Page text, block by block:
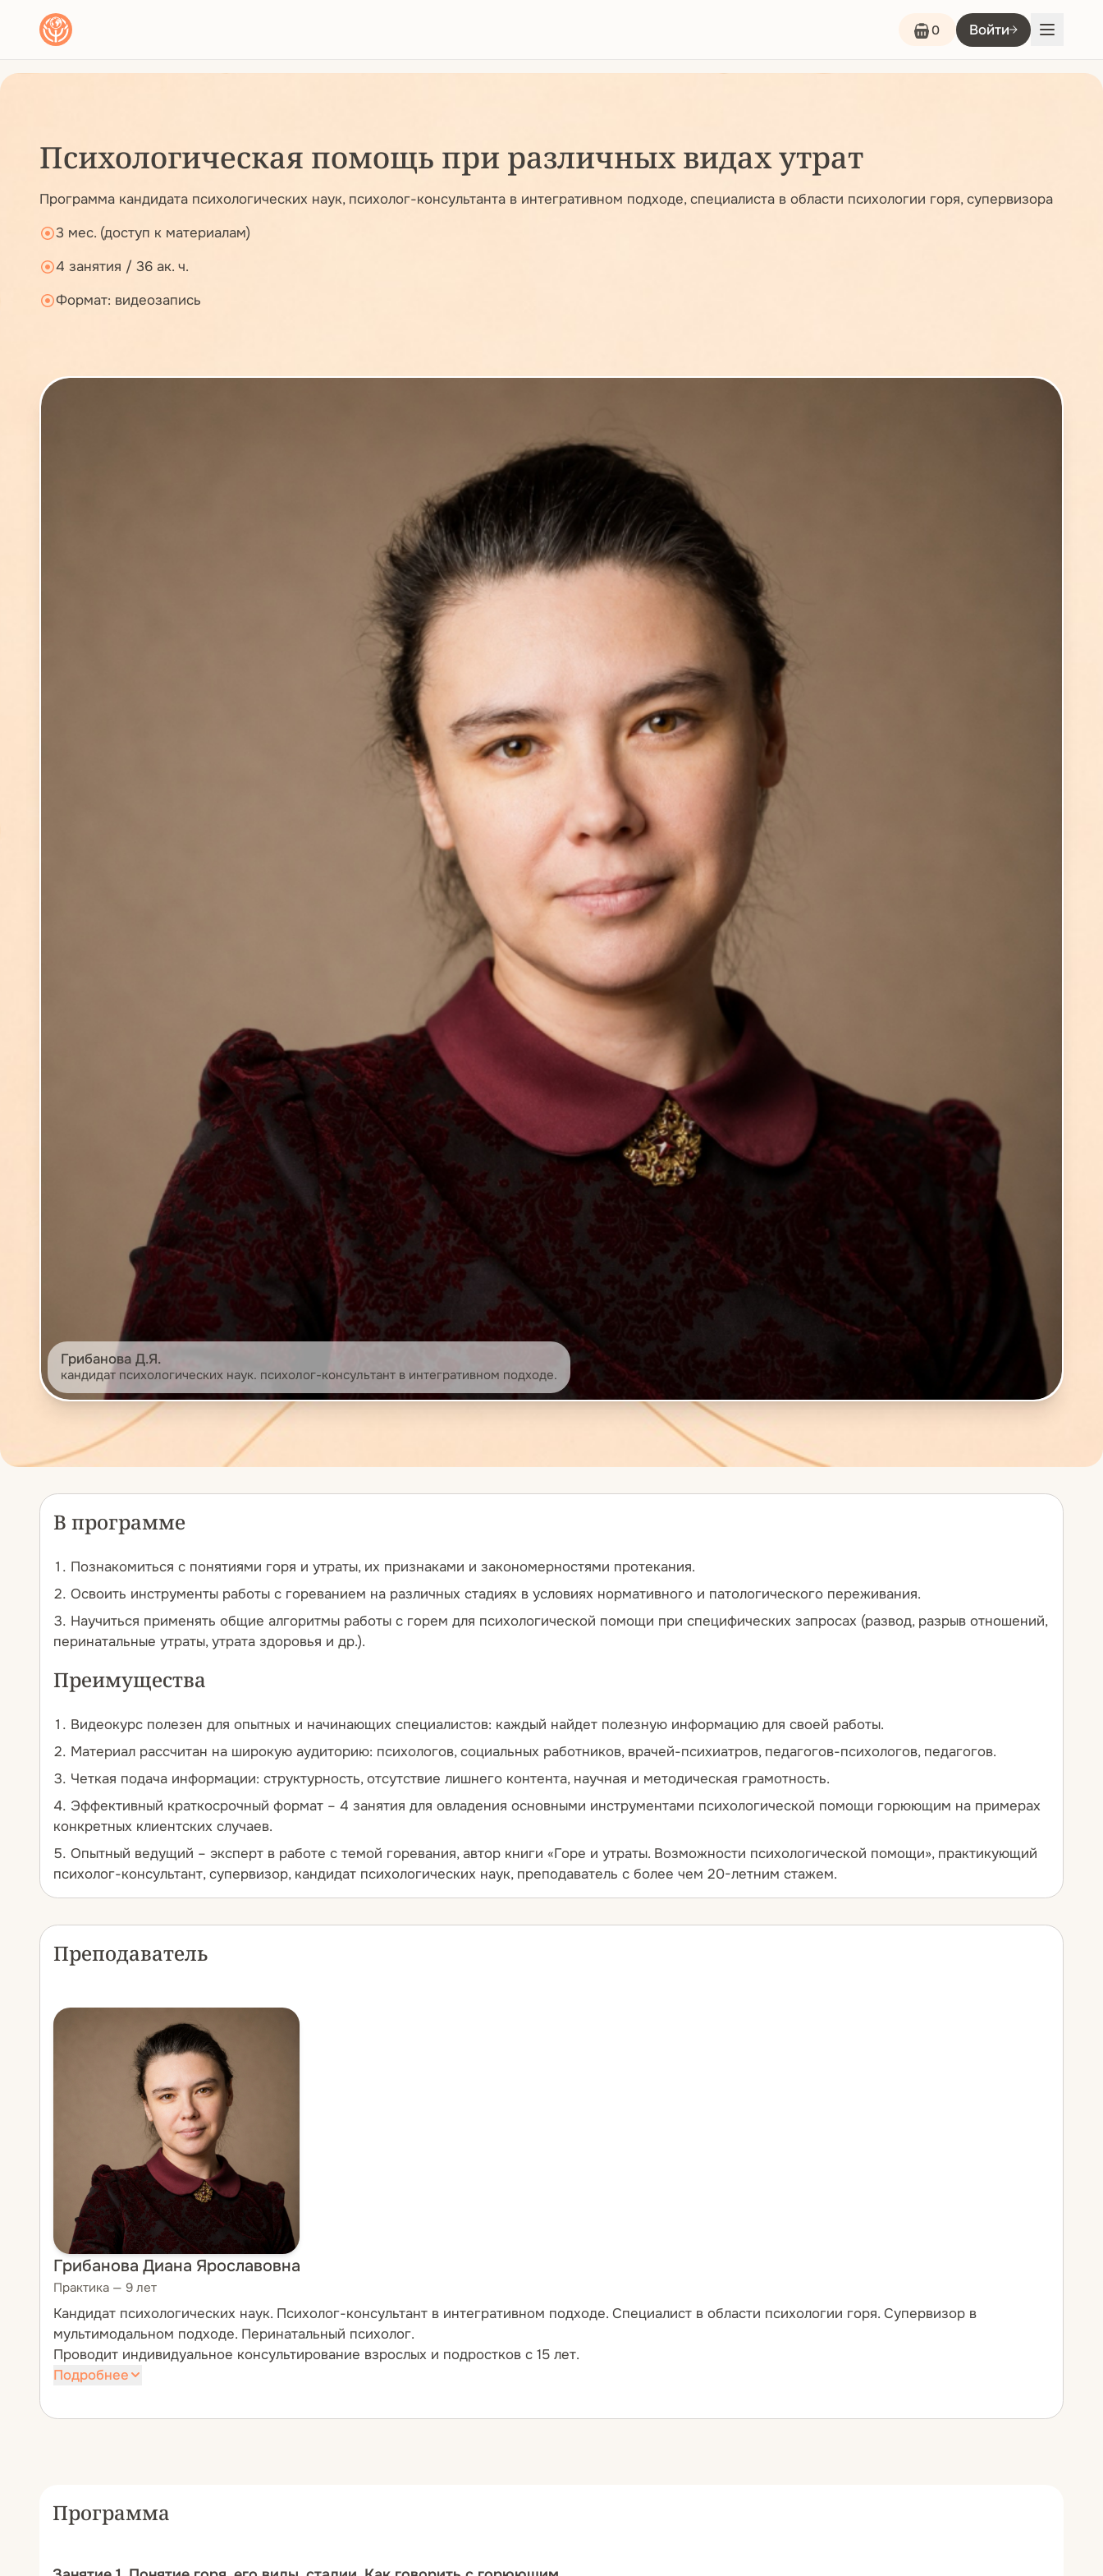
0 Войти
Психологическая помощь при различных видах утрат
Программа кандидата психологических наук, психолог-консультанта в интегративном подходе, специалиста в области психологии горя, супервизора
3 мес. (доступ к материалам)
4 занятия / 36 ак. ч.
Формат: видеозапись
Грибанова Д.Я.
кандидат психологических наук. психолог-консультант в интегративном подходе.
В программе
Познакомиться с понятиями горя и утраты, их признаками и закономерностями протекания.
Освоить инструменты работы с гореванием на различных стадиях в условиях нормативного и патологического переживания.
Научиться применять общие алгоритмы работы с горем для психологической помощи при специфических запросах (развод, разрыв отношений,
перинатальные утраты, утрата здоровья и др.).
Преимущества
Видеокурс полезен для опытных и начинающих специалистов: каждый найдет полезную информацию для своей работы.
Материал рассчитан на широкую аудиторию: психологов, социальных работников, врачей-психиатров, педагогов-психологов, педагогов.
Четкая подача информации: структурность, отсутствие лишнего контента, научная и методическая грамотность.
Эффективный краткосрочный формат – 4 занятия для овладения основными инструментами психологической помощи горюющим на примерах
конкретных клиентских случаев.
Опытный ведущий – эксперт в работе с темой горевания, автор книги «Горе и утраты. Возможности психологической помощи», практикующий
психолог-консультант, супервизор, кандидат психологических наук, преподаватель с более чем 20-летним стажем.
Преподаватель
Грибанова Диана Ярославовна
Практика — 9 лет
Кандидат психологических наук. Психолог-консультант в интегративном подходе. Специалист в области психологии горя. Супервизор в
мультимодальном подходе. Перинатальный психолог.
Проводит индивидуальное консультирование взрослых и подростков с 15 лет.
Подробнее
работу для психологов и других смежных специалистов.
Программа